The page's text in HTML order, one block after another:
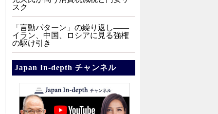
スク
「言動パターン」の繰り返し――
イラン、中国、ロシアに見る強権
の駆け引き
Japan In-depth チャンネル